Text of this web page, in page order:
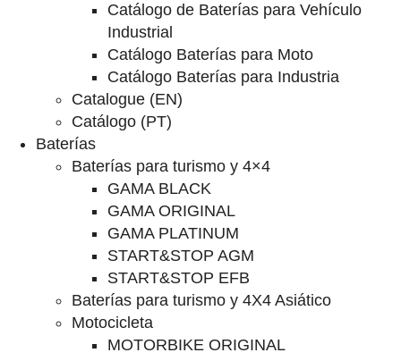
Catálogo de Baterías para Vehículo
Industrial
Catálogo Baterías para Moto
Catálogo Baterías para Industria
Catalogue (EN)
Catálogo (PT)
Baterías
Baterías para turismo y 4×4
GAMA BLACK
GAMA ORIGINAL
GAMA PLATINUM
START&STOP AGM
START&STOP EFB
Baterías para turismo y 4X4 Asiático
Motocicleta
MOTORBIKE ORIGINAL